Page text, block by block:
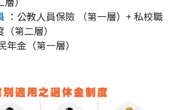
：公教人員保險 （第一層）+ 私校職
第二層）
年金（第一層）